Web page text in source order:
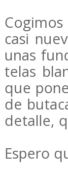
casi
unas
telas
que
de
detalle,
Espero